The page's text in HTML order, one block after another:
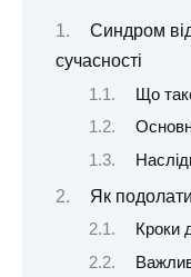
Синдром
сучасності
Що
Як
Кроки